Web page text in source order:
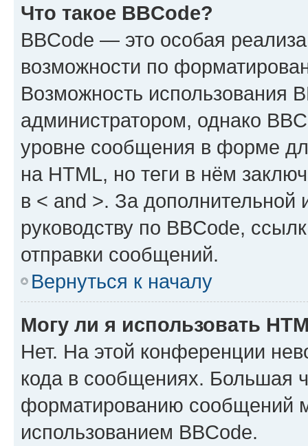
Что такое BBCode?
BBCode — это особая
возможности по
Возможность использования
администратором, однако
уровне сообщения в форме
на HTML, но теги в нём
в < and >. За
руководству по BBCode,
отправки сообщений.
Вернуться к началу
Могу ли я использовать
Нет. На этой конференции
кода в сообщениях. Большая
форматированию сообщений
использованием BBCode.